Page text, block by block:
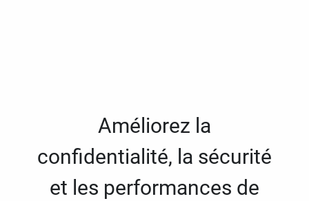
Améliorez la
confidentialité, la sécurité
et les performances de